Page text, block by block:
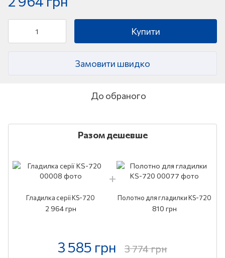
Купити
Замовити швидко
До обраного
Разом дешевше
Гладилка серії KS-720
2 964 грн
Полотно для гладилки КS-720
810 грн
3 585 грн 3 774 грн